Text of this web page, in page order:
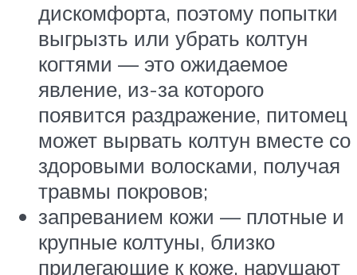
дискомфорта, поэтому попытки
выгрызть или убрать колтун
когтями — это ожидаемое
явление, из-за которого
появится раздражение, питомец
может вырвать колтун вместе со
здоровыми волосками, получая
травмы покровов;
запреванием кожи — плотные и
крупные колтуны, близко
прилегающие к коже, нарушают